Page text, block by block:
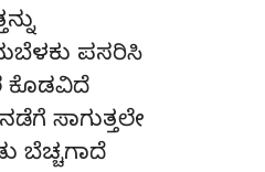
ಪಸರಿಸಿ
ಕೊಡವಿದೆ
ಸಾಗುತ್ತಲೇ
ಬೆಚ್ಚಗಾದೆ